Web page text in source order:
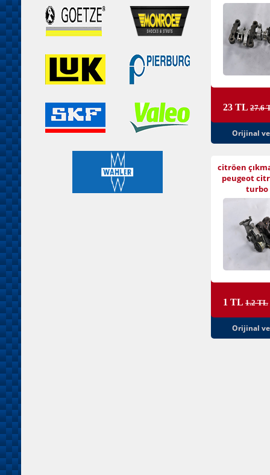
23 TL 27.6
Orijinal ve
citröen
peugeot
turbo
1 TL 1.2 TL
Orijinal ve